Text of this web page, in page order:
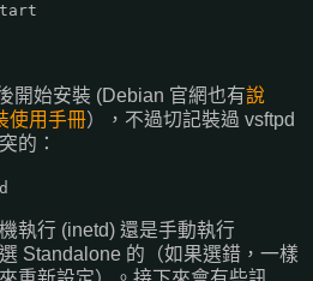
開始安裝 (Debian 官網也有說
使用手冊），不過切記裝過 vsftpd
的：
執行 (inetd) 還是手動執行
Standalone 的（如果選錯，一樣